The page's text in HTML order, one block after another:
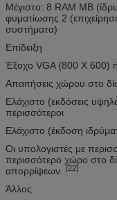
Μέγιστο: 8 RAM ΜΒ
φυματίωσης 2
συστήματα)
Επίδειξη
Έξοχο VGA (800 X 600)
Απαιτήσεις χώρου στο
Ελάχιστο (εκδόσεις
περισσότεροι
Ελάχιστο (έκδοση
Οι υπολογιστές με
περισσότερο χώρο στο
απορρίψεων.
[22]
Άλλος